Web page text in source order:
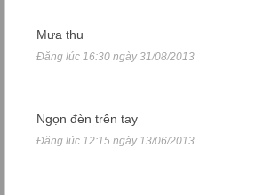
Mưa thu
Đăng lúc 16:30 ngày 31/08/2013
Ngọn đèn trên tay
Đăng lúc 12:15 ngày 13/06/2013